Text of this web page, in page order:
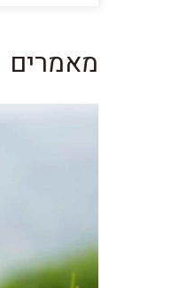
מאמרים